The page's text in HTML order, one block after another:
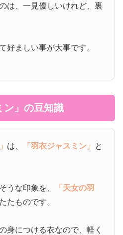
は、一見優しいけれど、裏
好ましい事が大事です。
ン」の豆知識
は、 「羽衣ジャスミン」 と
うな印象を、
「天女の羽
たものです。
身につける衣なので、軽く